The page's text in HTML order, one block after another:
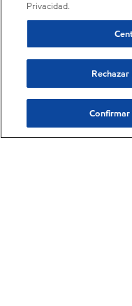
Privacidad.